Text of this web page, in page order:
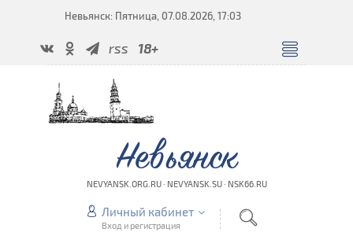
Невьянск: Пятница, 07.08.2026, 17:03
rss 18+
Невьянск
NEVYANSK.ORG.RU · NEVYANSK.SU · NSK66.RU
Личный кабинет
Вход и регистрация